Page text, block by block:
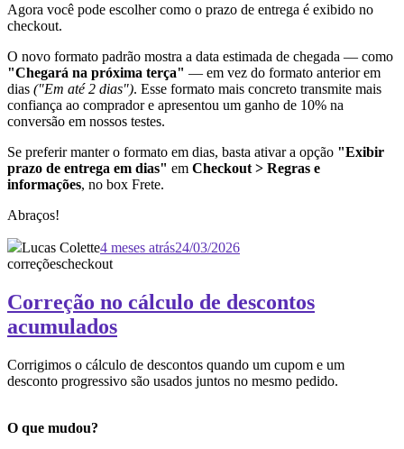
Agora você pode escolher como o prazo de entrega é exibido no
checkout.
O novo formato padrão mostra a data estimada de chegada — como
"Chegará na próxima terça" — em vez do formato anterior em
dias ("Em até 2 dias"). Esse formato mais concreto transmite mais
confiança ao comprador e apresentou um ganho de 10% na
conversão em nossos testes.
Se preferir manter o formato em dias, basta ativar a opção "Exibir
prazo de entrega em dias" em Checkout > Regras e
informações, no box Frete.
Abraços!
Lucas Colette4 meses atrás24/03/2026
correçõescheckout
Correção no cálculo de descontos
acumulados
Corrigimos o cálculo de descontos quando um cupom e um
desconto progressivo são usados juntos no mesmo pedido.
O que mudou?